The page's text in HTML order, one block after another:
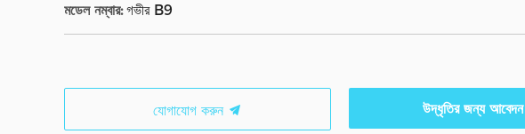
মডেল নম্বার: গভীর B9
যোগাযোগ করুন উদ্ধৃতির জন্য আবেদন